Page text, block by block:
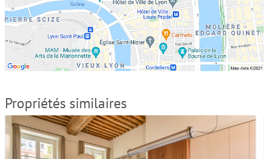
Propriétés similaires